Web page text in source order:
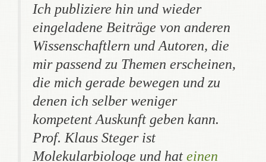
Ich publiziere hin und wieder
eingeladene Beiträge von anderen
Wissenschaftlern und Autoren, die
mir passend zu Themen erscheinen,
die mich gerade bewegen und zu
denen ich selber weniger
kompetent Auskunft geben kann.
Prof. Klaus Steger ist
Molekularbiologe und hat einen